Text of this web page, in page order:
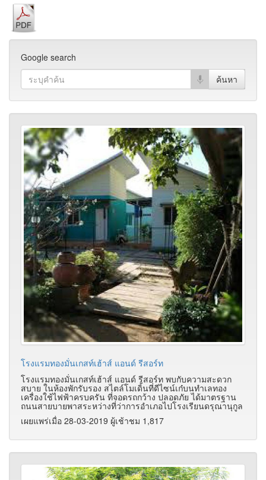
Google search
โรงแรมทองมั่นเกสท์เฮ้าส์ แอนด์ รีสอร์ท
โรงแรมทองมั่นเกสท์เฮ้าส์ แอนด์ รีสอร์ท พบกับความสะดวก
สบาย ในห้องพักรับรอง สไตล์โมเดิ้นที่ดีไซน์เก๋บนทำเลทอง
เครื่องใช้ไฟฟ้าครบครัน ที่จอดรถกว้าง ปลอดภัย ได้มาตรฐาน
ถนนสายบายพาสระหว่างที่ว่าการอำเภอไปโรงเรียนดรุณานุกูล
เผยแพร่เมื่อ 28-03-2019 ผู้เช้าชม 1,817